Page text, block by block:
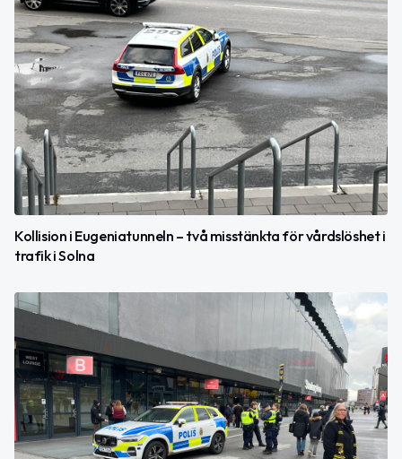
Kollision i Eugeniatunneln – två misstänkta för vårdslöshet i
trafik i Solna